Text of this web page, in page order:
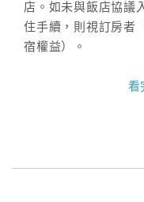
店。如未與飯店協議
住手續，則視訂房者
宿權益）。
四、訂單異動
看